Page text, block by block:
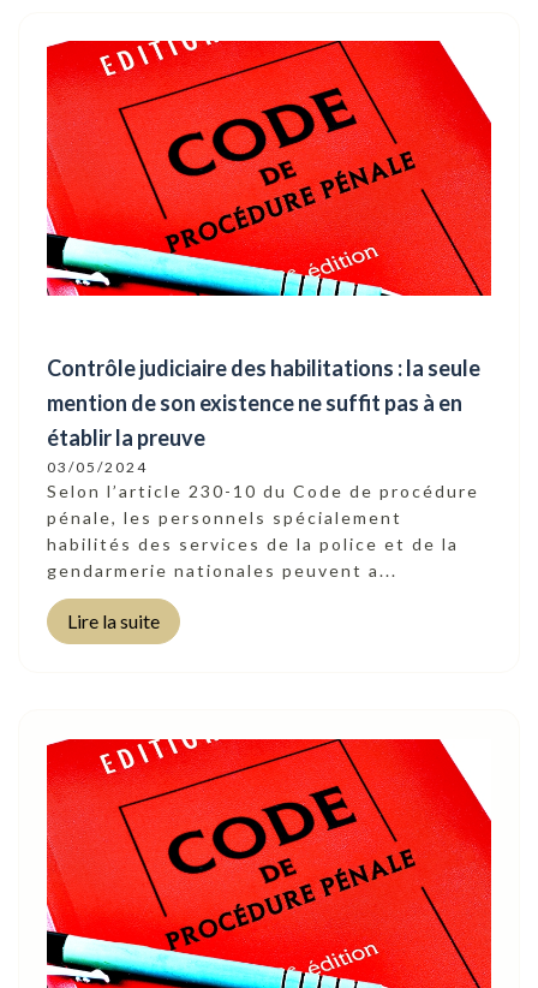
Contrôle judiciaire des habilitations : la seule
mention de son existence ne suffit pas à en
établir la preuve
03/05/2024
Selon l’article 230-10 du Code de procédure
pénale, les personnels spécialement
habilités des services de la police et de la
gendarmerie nationales peuvent a...
Lire la suite